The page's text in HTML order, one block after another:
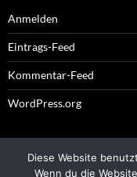
Anmelden
Eintrags-Feed
Kommentar-Feed
WordPress.org
Impressum
Diese Website
Wenn du die